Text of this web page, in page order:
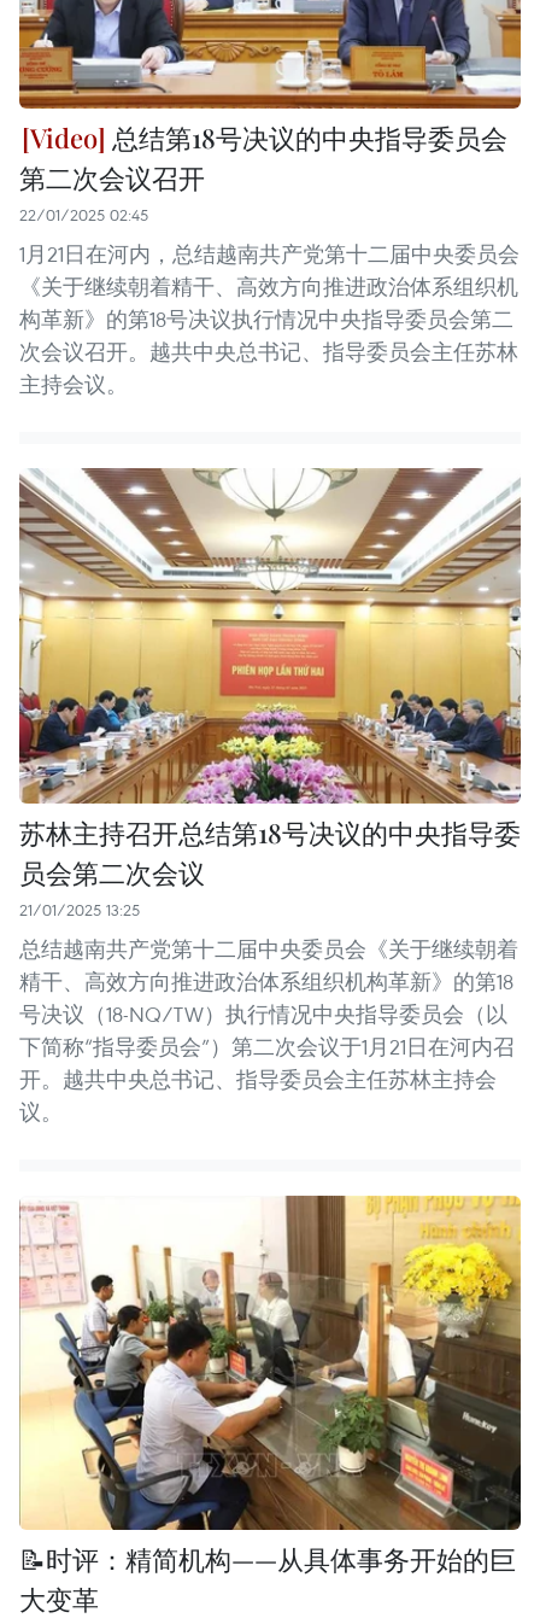
总结第18号决议的中央指导委员会
第二次会议召开
22/01/2025 02:45
1月21日在河内，总结越南共产党第十二届中央委员会
《关于继续朝着精干、高效方向推进政治体系组织机
构革新》的第18号决议执行情况中央指导委员会第二
次会议召开。越共中央总书记、指导委员会主任苏林
主持会议。
苏林主持召开总结第18号决议的中央指导委
员会第二次会议
21/01/2025 13:25
总结越南共产党第十二届中央委员会《关于继续朝着
精干、高效方向推进政治体系组织机构革新》的第18
号决议（18-NQ/TW）执行情况中央指导委员会（以
下简称“指导委员会”）第二次会议于1月21日在河内召
开。越共中央总书记、指导委员会主任苏林主持会
议。
📝时评：精简机构——从具体事务开始的巨
大变革